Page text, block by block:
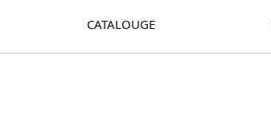
CATALOUGE